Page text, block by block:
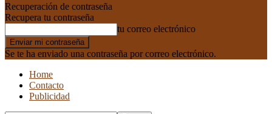
Recuperación de contraseña
Recupera tu contraseña
tu correo electrónico
Se te ha enviado una contraseña por correo electrónico.
Home
Contacto
Publicidad